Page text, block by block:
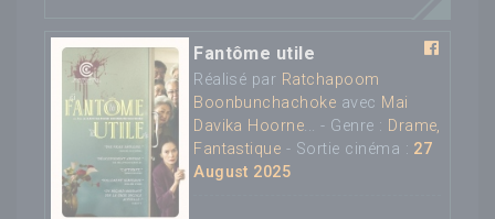
Fantôme utile
Réalisé par Ratchapoom
Boonbunchachoke avec Mai
Davika Hoorne... - Genre : Drame,
Fantastique - Sortie cinéma : 27
August 2025